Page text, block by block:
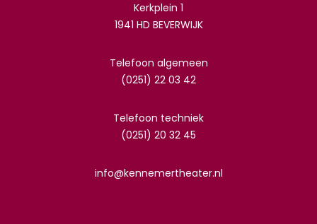
Kerkplein 1
1941 HD BEVERWIJK
Telefoon algemeen
(0251) 22 03 42
Telefoon techniek
(0251) 20 32 45
info@kennemertheater.nl